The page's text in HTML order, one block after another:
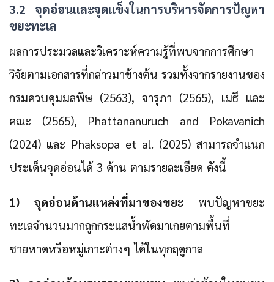
3.2 จุดอ่อนและจุดแข็งในการบริหารจัดการปัญหา
ขยะทะเล
ผลการประมวลและวิเคราะห์ความรู้ที่พบจากการศึกษา
วิจัยตามเอกสารที่กล่าวมาข้างต้น รวมทั้งจากรายงานของ
กรมควบคุมมลพิษ (2563), จารุภา (2565), เมธี และ
คณะ (2565), Phattananuruch and Pokavanich
(2024) และ Phaksopa et al. (2025) สามารถจำแนก
ประเด็นจุดอ่อนได้ 3 ด้าน ตามรายละเอียด ดังนี้
1) จุดอ่อนด้านแหล่งที่มาของขยะ พบปัญหาขยะ
ทะเลจำนวนมากถูกกระแสน้ำพัดมาเกยตามพื้นที่
ชายหาดหรือหมู่เกาะต่างๆ ได้ในทุกฤดูกาล